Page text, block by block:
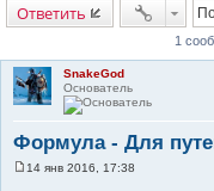
Ответить
1
SnakeGod
Основатель
Формула - Для
14 янв 2016, 17:38